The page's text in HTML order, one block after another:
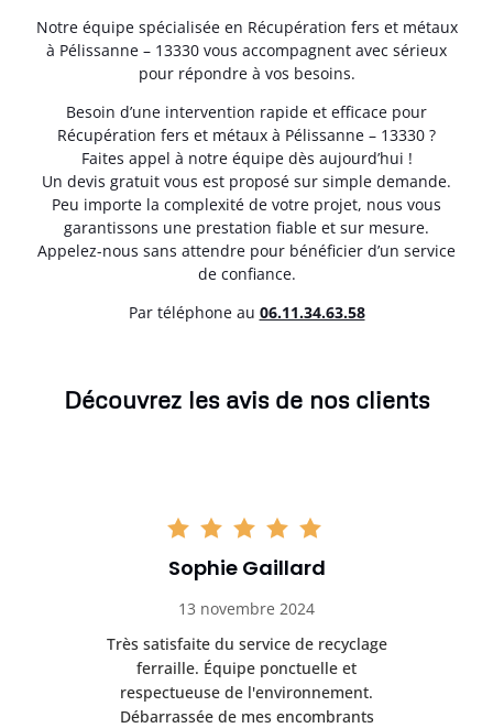
Notre équipe spécialisée en Récupération fers et métaux
à Pélissanne – 13330 vous accompagnent avec sérieux
pour répondre à vos besoins.
Besoin d’une intervention rapide et efficace pour
Récupération fers et métaux à Pélissanne – 13330 ?
Faites appel à notre équipe dès aujourd’hui !
Un devis gratuit vous est proposé sur simple demande.
Peu importe la complexité de votre projet, nous vous
garantissons une prestation fiable et sur mesure.
Appelez-nous sans attendre pour bénéficier d’un service
de confiance.
Par téléphone au 06.11.34.63.58
Découvrez les avis de nos clients
Sophie Gaillard
13 novembre 2024
Très satisfaite du service de recyclage
ferraille. Équipe ponctuelle et
respectueuse de l'environnement.
Débarrassée de mes encombrants